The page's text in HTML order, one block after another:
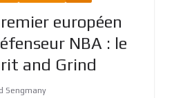
européen
NBA : le
and Grind
Sengmany